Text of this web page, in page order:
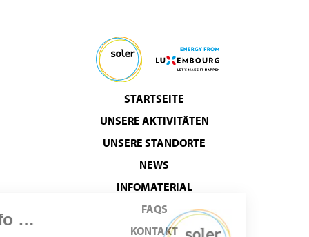
STARTSEITE
UNSERE AKTIVITÄTEN
UNSERE STANDORTE
NEWS
INFOMATERIAL
FAQS
KONTAKT